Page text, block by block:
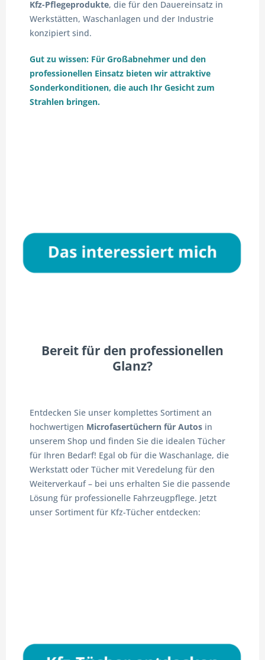
Bereit für den professionellen
Glanz?
Entdecken Sie unser komplettes Sortiment an
hochwertigen Microfasertüchern für Autos in
unserem Shop und finden Sie die idealen Tücher
für Ihren Bedarf! Egal ob für die Waschanlage, die
Werkstatt oder Tücher mit Veredelung für den
Weiterverkauf – bei uns erhalten Sie die passende
Lösung für professionelle Fahrzeugpflege. Jetzt
unser Sortiment für Kfz-Tücher entdecken:
Kfz-Pflegeprodukte, die für den Dauereinsatz in
Werkstätten, Waschanlagen und der Industrie
konzipiert sind.
Gut zu wissen: Für Großabnehmer und den
professionellen Einsatz bieten wir attraktive
Sonderkonditionen, die auch Ihr Gesicht zum
Strahlen bringen.